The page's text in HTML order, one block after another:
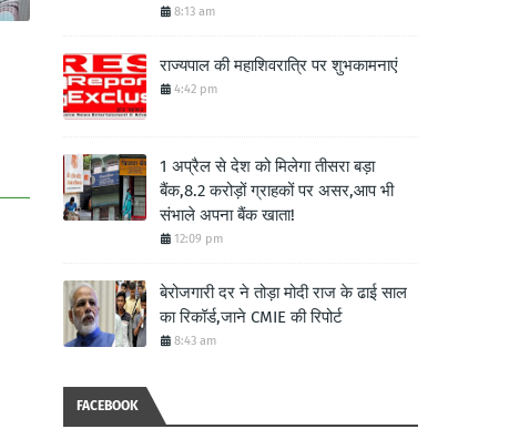
8:13 am
राज्यपाल की महाशिवरात्रि पर शुभकामनाएं
4:42 pm
1 अप्रैल से देश को मिलेगा तीसरा बड़ा
बैंक,8.2 करोड़ों ग्राहकों पर असर,आप भी
संभाले अपना बैंक खाता!
12:09 pm
बेरोजगारी दर ने तोड़ा मोदी राज के ढाई साल
का रिकॉर्ड,जाने CMIE की रिपोर्ट
8:43 am
FACEBOOK